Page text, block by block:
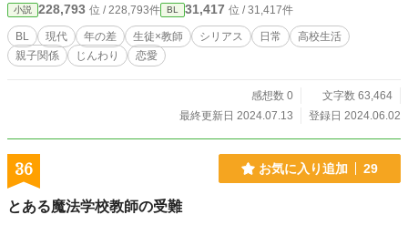
小説 228,793 位 / 228,793件 BL 31,417 位 / 31,417件
BL 現代 年の差 生徒×教師 シリアス 日常
高校生活
親子関係
じんわり 恋愛
感想数 0
文字数 63,464
最終更新日 2024.07.13
登録日 2024.06.02
36 お気に入り追加 29
とある魔法学校教師の受難